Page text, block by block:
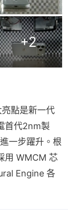
+2
點是新一代
首代2nm製
一步躍升。根
用 WMCM 芯
Engine 各